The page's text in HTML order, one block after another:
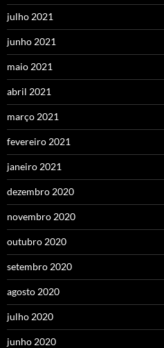
julho 2021
junho 2021
maio 2021
abril 2021
março 2021
fevereiro 2021
janeiro 2021
dezembro 2020
novembro 2020
outubro 2020
setembro 2020
agosto 2020
julho 2020
junho 2020